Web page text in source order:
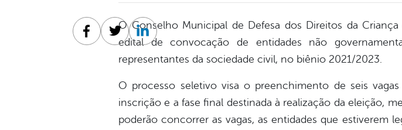
O Conselho Municipal de Defesa dos Direitos da
edital de convocação de entidades não
representantes da sociedade civil, no biênio 2021/2023.
O processo seletivo visa o preenchimento de seis
inscrição e a fase final destinada à realização da eleição,
poderão concorrer as vagas, as entidades que estiverem
Facebook
TwitterLinkedin